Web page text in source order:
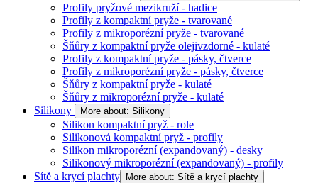
Profily pryžové mezikruží - hadice
Profily z kompaktní pryže - tvarované
Profily z mikroporézní pryže - tvarované
Šňůry z kompaktní pryže olejivzdorné - kulaté
Profily z kompaktní pryže - pásky, čtverce
Profily z mikroporézní pryže - pásky, čtverce
Šňůry z kompaktní pryže - kulaté
Šňůry z mikroporézní pryže - kulaté
Silikony
More about: Silikony
Silikon kompaktní pryž - role
Silikonová kompaktní pryž - profily
Silikon mikroporézní (expandovaný) - desky
Silikonový mikroporézní (expandovaný) - profily
Sítě a krycí plachty More about: Sítě a krycí plachty